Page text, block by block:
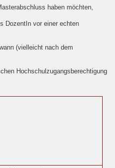
haben möchten,
DozentIn vor einer echten
(vielleicht nach dem
Hochschulzugangsberechtigung